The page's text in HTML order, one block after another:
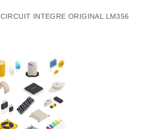
CIRCUIT INTEGRE ORIGINAL LM356